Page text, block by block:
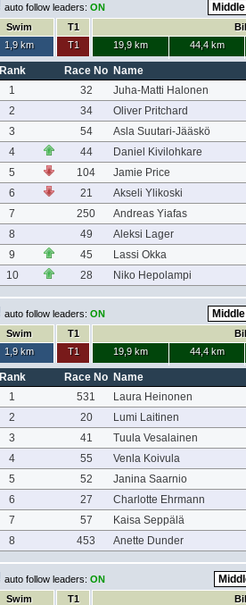
auto follow leaders: ON
Swim
1,9 km
T1
T1
19,9 km
44,4 km
Rank Race No Name
1
32
Juha-Matti Halonen
2
34
Oliver Pritchard
3
54
Asla Suutari-Jääskö
4
44
Daniel Kivilohkare
5
104
Jamie Price
6
21
Akseli Ylikoski
7
250
Andreas Yiafas
8
49
Aleksi Lager
9
45
Lassi Okka
10
28 Niko Hepolampi
auto follow leaders: ON
Swim
1,9 km
T1
T1
19,9 km
44,4 km
Rank Race No Name
1
531
Laura Heinonen
2
20
Lumi Laitinen
3
41
Tuula Vesalainen
4
55
Venla Koivula
5
52
Janina Saarnio
6
27
Charlotte Ehrmann
7
57
Kaisa Seppälä
8
453 Anette Dunder
auto follow leaders: ON
Swim
T1